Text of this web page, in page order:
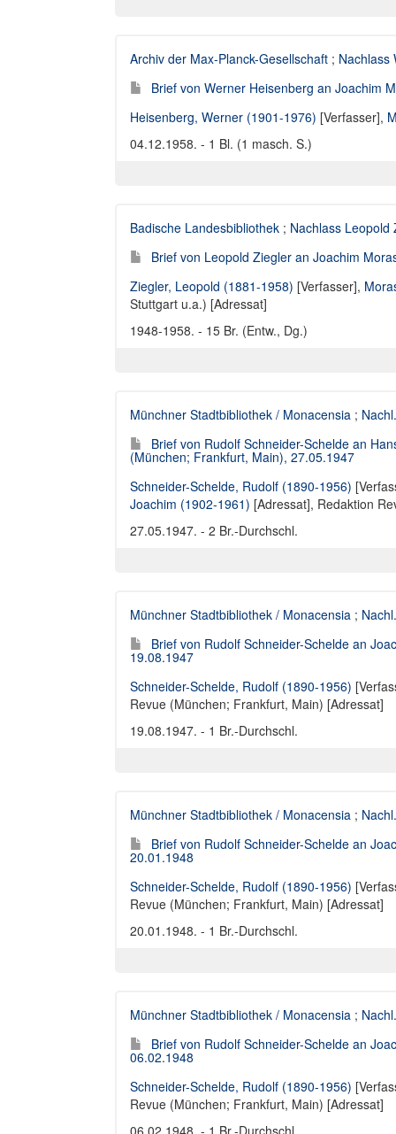
Archiv der Max-Planck-Gesellschaft ; Nachlass
Brief von Werner Heisenberg an Joachim
Heisenberg, Werner (1901-1976) [Verfasser],
04.12.1958. - 1 Bl. (1 masch. S.)
Badische Landesbibliothek ; Nachlass Leopold
Brief von Leopold Ziegler an Joachim
Ziegler, Leopold (1881-1958) [Verfasser],
Stuttgart u.a.) [Adressat]
1948-1958. - 15 Br. (Entw., Dg.)
Münchner Stadtbibliothek / Monacensia ;
Brief von Rudolf Schneider-Schelde an
(München; Frankfurt, Main), 27.05.1947
Schneider-Schelde, Rudolf (1890-1956)
Joachim (1902-1961) [Adressat], Redaktion
27.05.1947. - 2 Br.-Durchschl.
Münchner Stadtbibliothek / Monacensia ;
Brief von Rudolf Schneider-Schelde an
19.08.1947
Schneider-Schelde, Rudolf (1890-1956)
Revue (München; Frankfurt, Main) [Adressat]
19.08.1947. - 1 Br.-Durchschl.
Münchner Stadtbibliothek / Monacensia ;
Brief von Rudolf Schneider-Schelde an
20.01.1948
Schneider-Schelde, Rudolf (1890-1956)
Revue (München; Frankfurt, Main) [Adressat]
20.01.1948. - 1 Br.-Durchschl.
Münchner Stadtbibliothek / Monacensia ;
Brief von Rudolf Schneider-Schelde an
06.02.1948
Schneider-Schelde, Rudolf (1890-1956)
Revue (München; Frankfurt, Main) [Adressat]
06.02.1948. - 1 Br.-Durchschl.